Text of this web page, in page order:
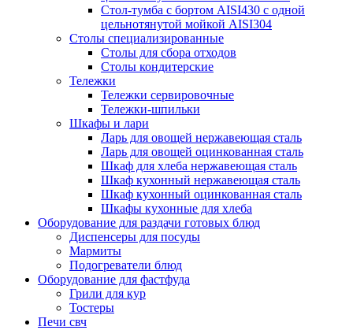
Стол-тумба с бортом AISI430 с одной
цельнотянутой мойкой AISI304
Столы специализированные
Столы для сбора отходов
Столы кондитерские
Тележки
Тележки сервировочные
Тележки-шпильки
Шкафы и лари
Ларь для овощей нержавеющая сталь
Ларь для овощей оцинкованная сталь
Шкаф для хлеба нержавеющая сталь
Шкаф кухонный нержавеющая сталь
Шкаф кухонный оцинкованная сталь
Шкафы кухонные для хлеба
Оборудование для раздачи готовых блюд
Диспенсеры для посуды
Мармиты
Подогреватели блюд
Оборудование для фастфуда
Грили для кур
Тостеры
Печи свч